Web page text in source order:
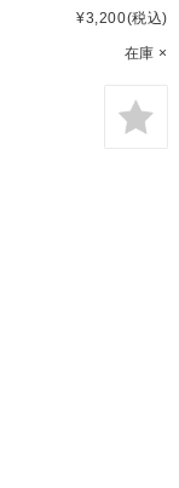
¥3,200(税込)
在庫 ×